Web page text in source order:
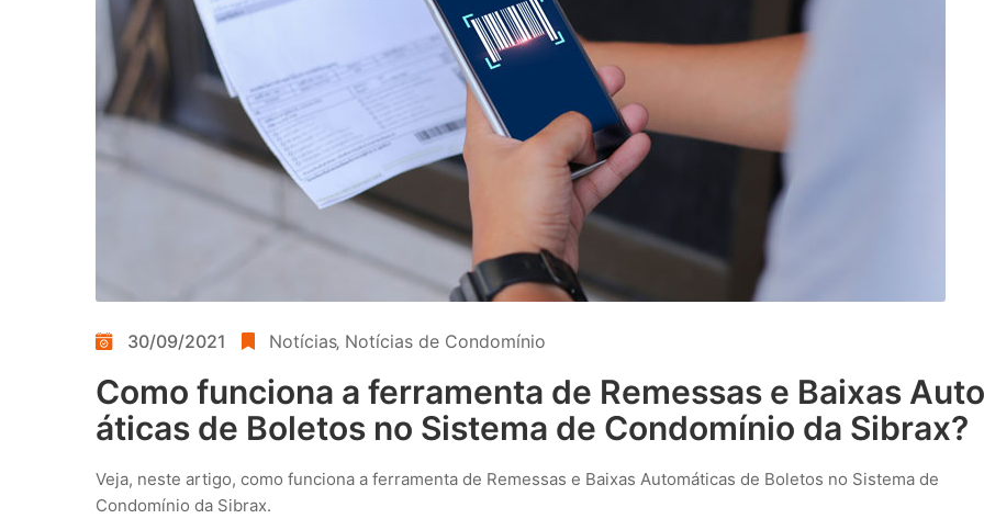
30/09/2021 Notícias‚ Notícias de Condomínio
Como funciona a ferramenta de Remessas e Baixas
áticas de Boletos no Sistema de Condomínio da Sibrax?
Veja, neste artigo, como funciona a ferramenta de Remessas e Baixas Automáticas de Boletos no Sistema de
Condomínio da Sibrax.